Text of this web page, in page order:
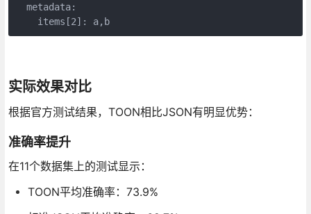
  metadata:
    items[2]: a,b
实际效果对比
根据官方测试结果，TOON相比JSON有明显优势：
准确率提升
在11个数据集上的测试显示：
TOON平均准确率：73.9%